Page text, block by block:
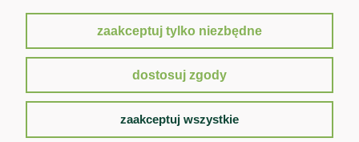
Sklep internetowy Shoper.pl
zaakceptuj tylko niezbędne
dostosuj zgody
zaakceptuj wszystkie